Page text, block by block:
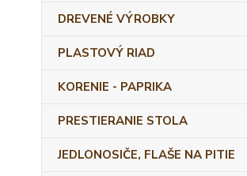
DREVENÉ VÝROBKY
PLASTOVÝ RIAD
KORENIE - PAPRIKA
PRESTIERANIE STOLA
JEDLONOSIČE, FLAŠE NA PITIE